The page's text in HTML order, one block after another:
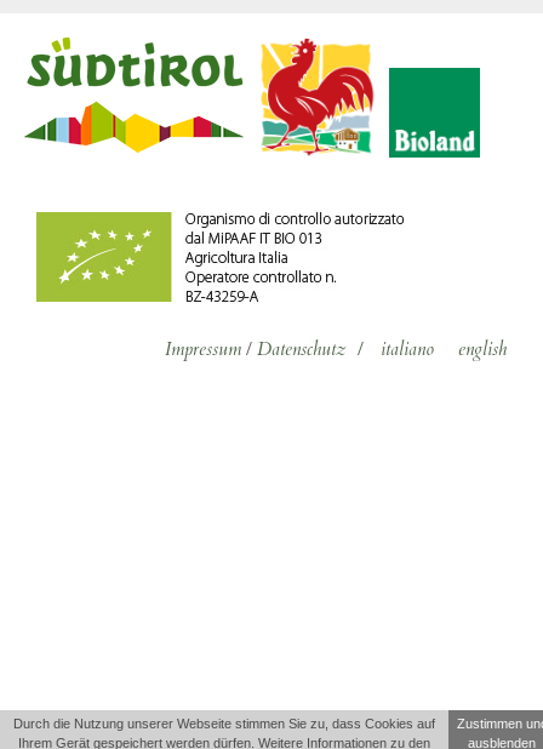
Impressum / Datenschutz / italiano english
Durch die Nutzung unserer Webseite stimmen Sie zu, dass Cookies auf
Ihrem Gerät gespeichert werden dürfen. Weitere Informationen zu den
Zustimmen
ausblenden